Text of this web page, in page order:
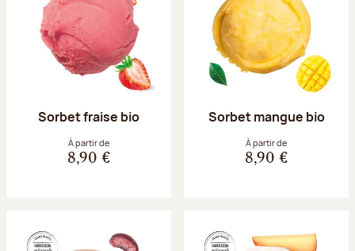
Sorbet fraise bio
À partir de
8,90 €
Sorbet mangue bio
À partir de
8,90 €